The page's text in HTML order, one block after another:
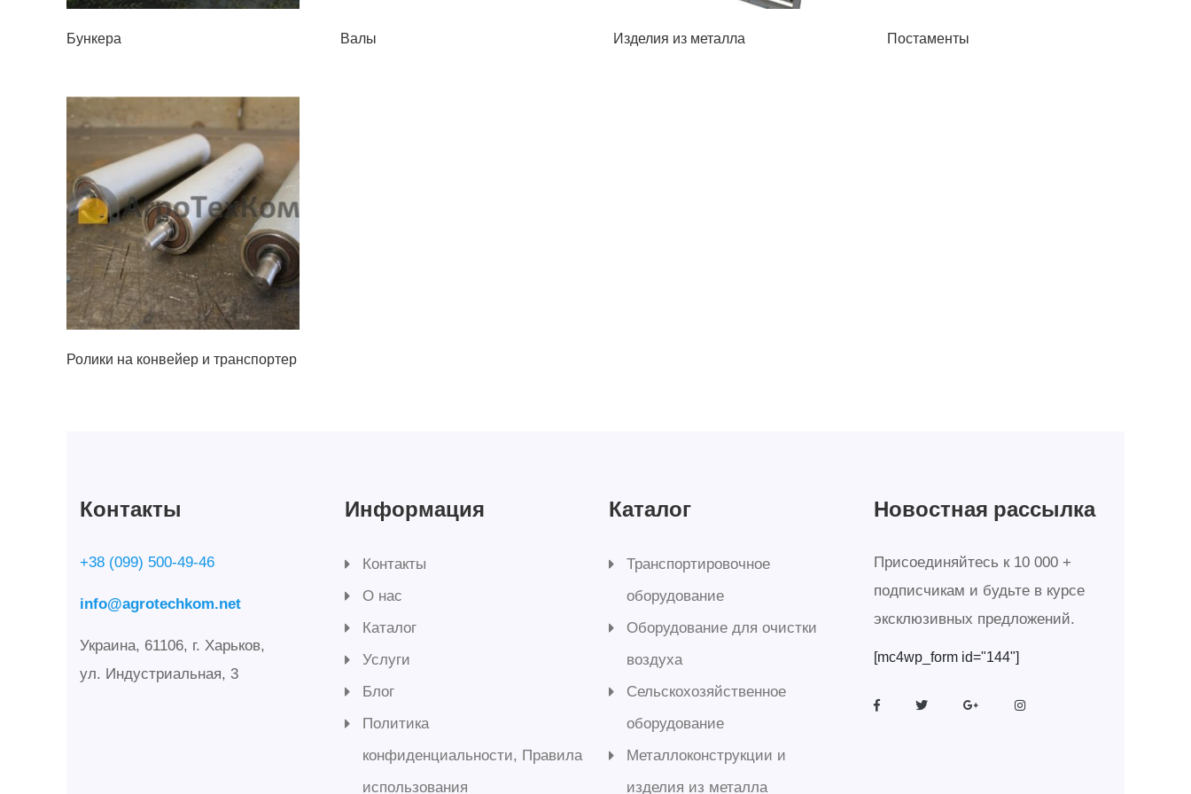
Бункера Валы Изделия из металла Постаменты
Ролики на конвейер и транспортер
Контакты
+38 (099) 500-49-46
info@agrotechkom.net
Украина, 61106, г. Харьков,
ул. Индустриальная, 3
Информация
Контакты
О нас
Каталог
Услуги
Блог
Политика
конфиденциальности, Правила
использования
Каталог
Транспортировочное
оборудование
Оборудование для очистки
воздуха
Сельскохозяйственное
оборудование
Металлоконструкции и
изделия из металла
Новостная рассылка
Присоединяйтесь к 10 000 +
подписчикам и будьте в курсе
эксклюзивных предложений.
[mc4wp_form id="144"]